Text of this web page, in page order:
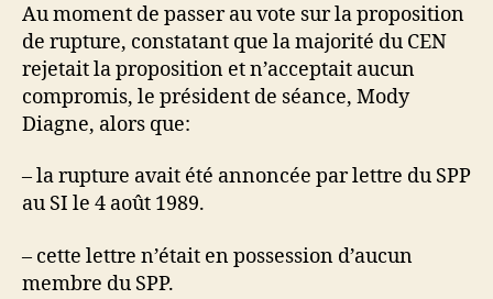
Au moment de passer au vote sur la proposition
de rupture, constatant que la majorité du CEN
rejetait la proposition et n’acceptait aucun
compromis, le président de séance, Mody
Diagne, alors que:
– la rupture avait été annoncée par lettre du SPP
au SI le 4 août 1989.
– cette lettre n’était en possession d’aucun
membre du SPP.